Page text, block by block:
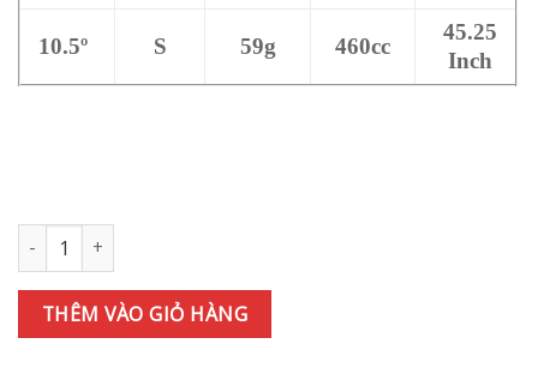
10.5º S 59g 460cc
45.25
Inch
Gậy golf Driver PING G425 Max 10.5 ALTA J CB S số lượng
THÊM VÀO GIỎ HÀNG